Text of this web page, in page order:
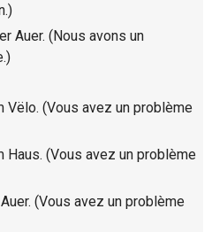
Auer. (Nous avons un
Vëlo. (Vous avez un problème
Haus. (Vous avez un problème
(Vous avez un problème